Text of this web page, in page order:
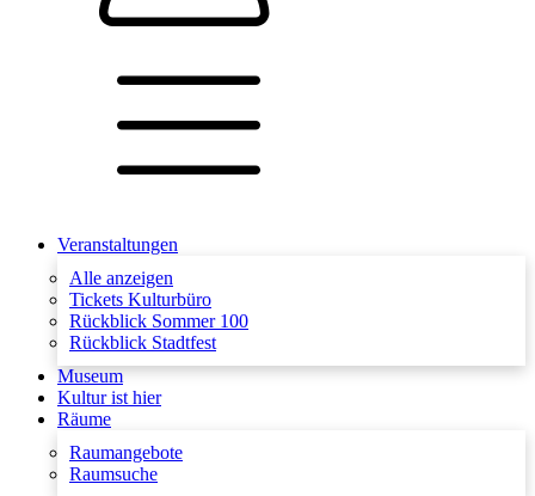
Veranstaltungen
Alle anzeigen
Tickets Kulturbüro
Rückblick Sommer 100
Rückblick Stadtfest
Museum
Kultur ist hier
Räume
Raumangebote
Raumsuche